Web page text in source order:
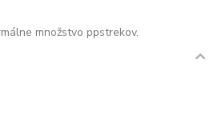
množstvo ppstrekov.